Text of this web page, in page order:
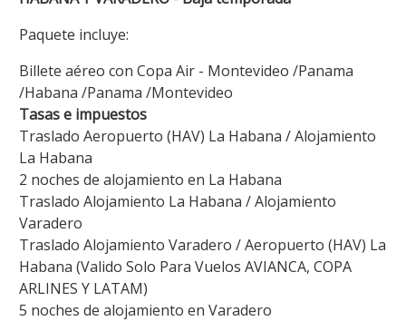
Paquete incluye:
Billete aéreo con Copa Air - Montevideo /Panama
/Habana /Panama /Montevideo
Tasas e impuestos
Traslado Aeropuerto (HAV) La Habana / Alojamiento
La Habana
2 noches de alojamiento en La Habana
Traslado Alojamiento La Habana / Alojamiento
Varadero
Traslado Alojamiento Varadero / Aeropuerto (HAV) La
Habana (Valido Solo Para Vuelos AVIANCA, COPA
ARLINES Y LATAM)
5 noches de alojamiento en Varadero